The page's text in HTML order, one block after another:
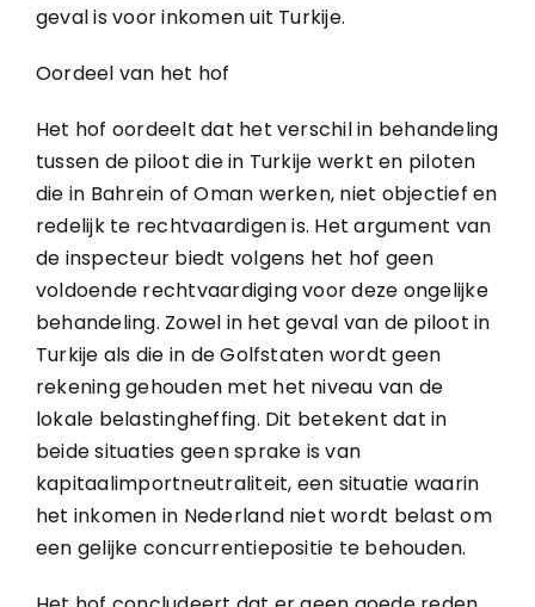
geval is voor inkomen uit Turkije.
Oordeel van het hof
Het hof oordeelt dat het verschil in behandeling
tussen de piloot die in Turkije werkt en piloten
die in Bahrein of Oman werken, niet objectief en
redelijk te rechtvaardigen is. Het argument van
de inspecteur biedt volgens het hof geen
voldoende rechtvaardiging voor deze ongelijke
behandeling. Zowel in het geval van de piloot in
Turkije als die in de Golfstaten wordt geen
rekening gehouden met het niveau van de
lokale belastingheffing. Dit betekent dat in
beide situaties geen sprake is van
kapitaalimportneutraliteit, een situatie waarin
het inkomen in Nederland niet wordt belast om
een gelijke concurrentiepositie te behouden.